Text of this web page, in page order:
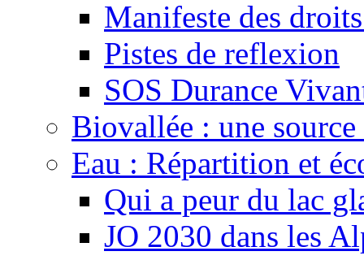
Manifeste des
Pistes de reflexion
SOS Durance
Biovallée : une
Eau : Répartition et
Qui a peur du lac
JO 2030 dans les